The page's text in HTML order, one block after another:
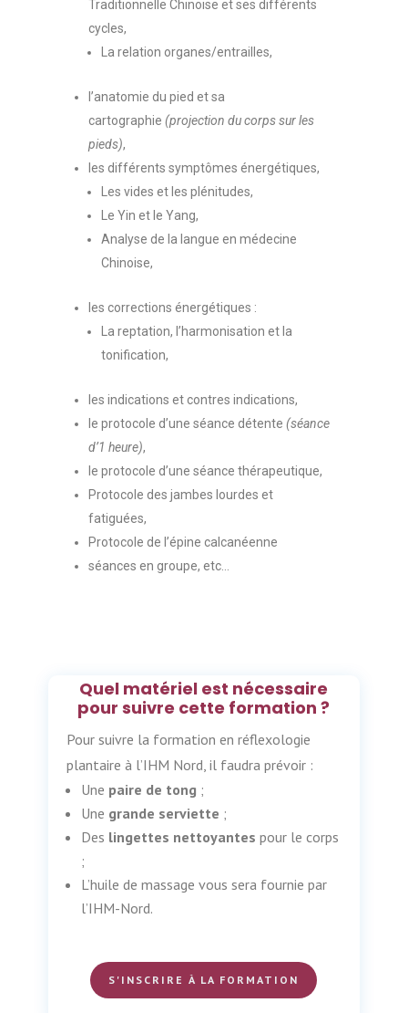
Traditionnelle Chinoise et ses différents
cycles,
La relation organes/entrailles,
l’anatomie du pied et sa
cartographie (projection du corps sur les
pieds),
les différents symptômes énergétiques,
Les vides et les plénitudes,
Le Yin et le Yang,
Analyse de la langue en médecine
Chinoise,
les corrections énergétiques :
La reptation, l’harmonisation et la
tonification,
les indications et contres indications,
le protocole d’une séance détente (séance
d’1 heure),
le protocole d’une séance thérapeutique,
Protocole des jambes lourdes et
fatiguées,
Protocole de l’épine calcanéenne
séances en groupe, etc…
Quel matériel est nécessaire
pour suivre cette formation ?
Pour suivre la formation en réflexologie
plantaire à l’IHM Nord, il faudra prévoir :
Une paire de tong ;
Une grande serviette ;
Des lingettes nettoyantes pour le corps
;
L’huile de massage vous sera fournie par
l’IHM-Nord.
S'INSCRIRE À LA FORMATION